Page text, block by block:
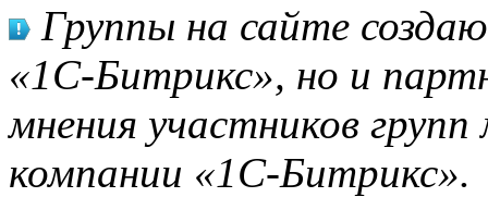
Группы на сайте
«1С-Битрикс», но и
мнения участников
компании «1С-Битрикс».